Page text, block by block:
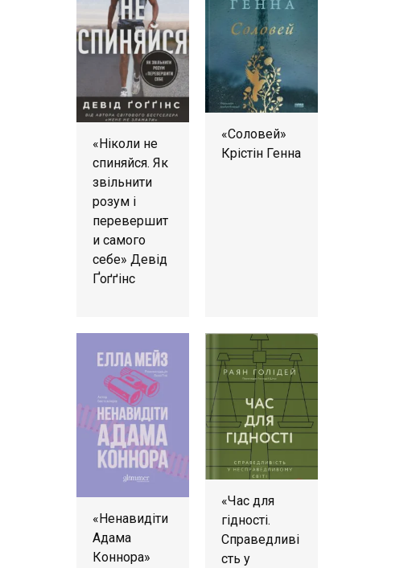
«Ніколи не
спиняйся. Як
звільнити
розум і
перевершит
и самого
себе» Девід
Ґоґґінс
«Соловей»
Крістін Генна
«Ненавидіти
Адама
Коннора»
«Час для
гідності.
Справедливі
сть у